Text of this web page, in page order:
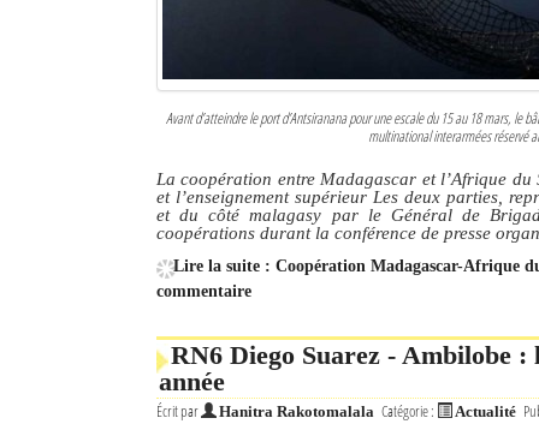
Avant d’atteindre le port d’Antsiranana pour une escale du 15 au 18 mars, le
multinational interarmées réservé
La coopération entre Madagascar et l’Afrique
et l’enseignement supérieur Les deux parties,
et du côté malagasy par le Général de
coopérations durant la conférence de presse
Lire la suite : Coopération Madagascar-Afrique
commentaire
RN6 Diego Suarez - Ambilobe
année
Écrit par Hanitra Rakotomalala Catégorie : Actualité